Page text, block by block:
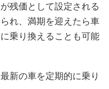
残価として設定される
れ、満期を迎えたら車
乗り換えることも可能
新の車を定期的に乗り